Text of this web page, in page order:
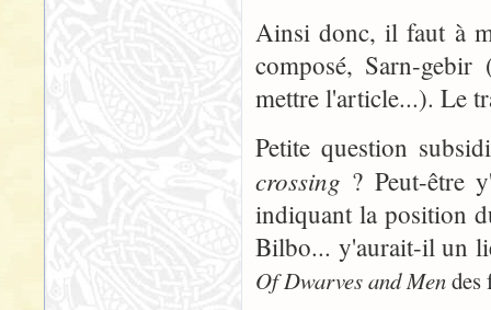
Ainsi donc, il faut à
composé, Sarn-
mettre l'article...). Le
Petite question
crossing ? Peut-être
indiquant la position
Bilbo... y'aurait-il un
Of Dwarves and Mendes